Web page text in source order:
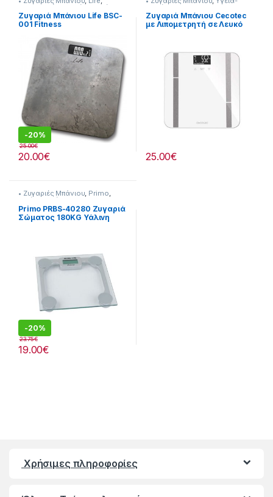
Προσωπική Φροντίδα Υγεία-
Ευεξία
Ζυγαριά Μπάνιου Life BSC-
001 Fitness
-20%
20.00€
25.00€
Ευεξία
Ζυγαριά Μπάνιου Cecotec
με Λιπομετρητή σε Λευκό
25.00€
• Ζυγαριές Μπάνιου, Primo,
Υγεία-Ευεξία
Primo PRBS-40280 Ζυγαριά
Σώματος 180KG Υάλινη
-20%
19.00€
23.75€
Χρήσιμες πληροφορίες